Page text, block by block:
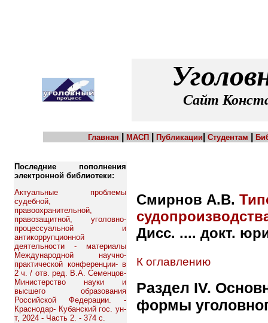
Сайт
Главная МАСП Публикации Студентам
Последние пополнения
электронной библиотеки:
Актуальные проблемы
судебной,
правоохранительной,
правозащитной, уголовно-
процессуальной и
антикоррупционной
деятельности - материалы
Международной научно-
практической конференции- в
2 ч. / отв. ред. В.А. Семенцов-
Министерство науки и
высшего образования
Российской Федерации. -
Краснодар- Кубанский гос. ун-
т, 2024 - Часть 2. - 374 с.
Смирнов А.В.
Дисс. .... докт.
К оглавлению
Раздел IV.
формы